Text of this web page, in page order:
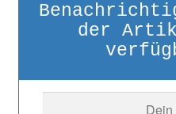
der